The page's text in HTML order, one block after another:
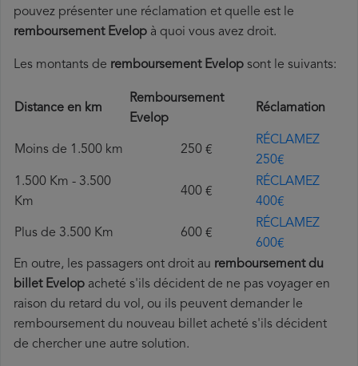
pouvez présenter une réclamation et quelle est le
remboursement Evelop à quoi vous avez droit.
Les montants de remboursement Evelop sont le suivants:
Distance en km
Remboursement
Evelop
Réclamation
Moins de 1.500 km 250 €
RÉCLAMEZ
250€
1.500 Km - 3.500
Km
400 €
RÉCLAMEZ
400€
Plus de 3.500 Km 600 €
RÉCLAMEZ
600€
En outre, les passagers ont droit au remboursement du
billet Evelop acheté s'ils décident de ne pas voyager en
raison du retard du vol, ou ils peuvent demander le
remboursement du nouveau billet acheté s'ils décident
de chercher une autre solution.